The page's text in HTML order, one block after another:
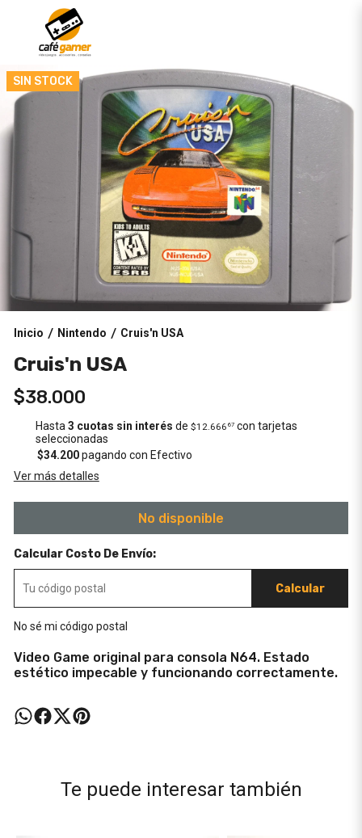
SIN STOCK
Inicio / Nintendo / Cruis'n USA
Cruis'n USA
$38.000
Hasta3 cuotas sin interés de$12.666 67 con tarjetas
seleccionadas
$34.200pagando con Efectivo
Ver más detalles
No disponible
Calcular Costo De Envío:
Calcular
No sé mi código postal
Video Game original para consola N64. Estado
estético impecable y funcionando correctamente.
Te puede interesar también